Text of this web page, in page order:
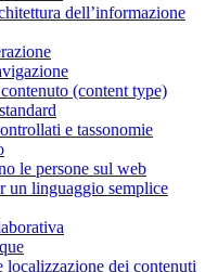
dell’informazione
(content type)
e tassonomie
le persone sul web
un linguaggio semplice
localizzazione dei contenuti